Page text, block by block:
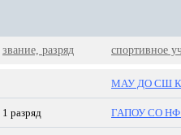
звание, разряд спортивное
МАУ ДО СШ
1 разряд ГАПОУ СО НФ